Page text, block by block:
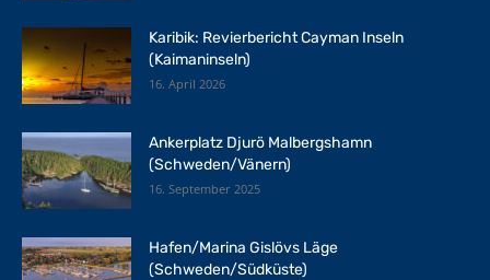
Karibik: Revierbericht Cayman Inseln
(Kaimaninseln)
16. April 2026
Ankerplatz Djurö Malbergshamn
(Schweden/Vänern)
16. September 2025
Hafen/Marina Gislövs Läge
(Schweden/Südküste)